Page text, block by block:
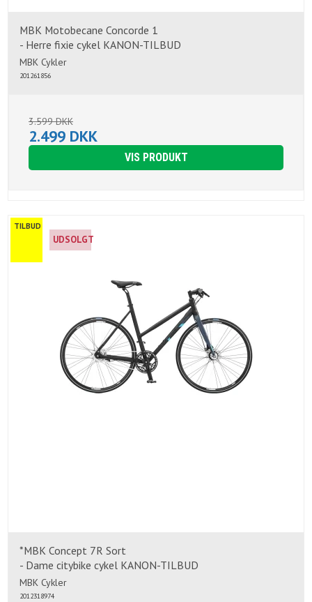
MBK Motobecane Concorde 1
- Herre fixie cykel KANON-TILBUD
MBK Cykler
201261856
3.599 DKK
2.499 DKK
VIS PRODUKT
TILBUD
UDSOLGT
*MBK Concept 7R Sort
- Dame citybike cykel KANON-TILBUD
MBK Cykler
2012318974